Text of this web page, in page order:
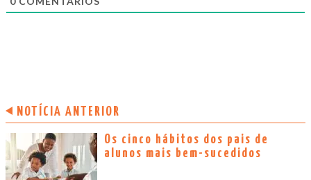
NOTÍCIA ANTERIOR
Os cinco hábitos dos pais de
alunos mais bem-sucedidos